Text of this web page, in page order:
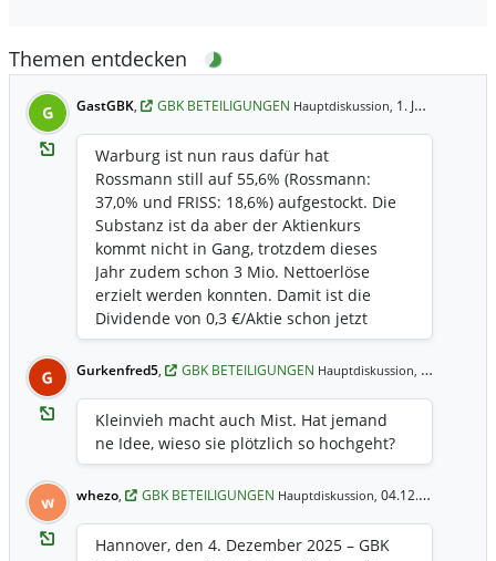
Themen entdecken
G GastGBK, GBK BETEILIGUNGEN Hauptdiskussion, 1. Jun 19:11 Uhr
Warburg ist nun raus dafür hat
Rossmann still auf 55,6% (Rossmann:
37,0% und FRISS: 18,6%) aufgestockt. Die
Substanz ist da aber der Aktienkurs
kommt nicht in Gang, trotzdem dieses
Jahr zudem schon 3 Mio. Nettoerlöse
erzielt werden konnten. Damit ist die
Dividende von 0,3 €/Aktie schon jetzt
wieder verdient. Evt. sollte Rossmann
noch mehr einsteigen oder es sollten
werden, wenn der Markt es nicht schafft
den Aktienkurs zu bewegen. Geld ist ja
ausreichend vorhanden.
G Gurkenfred5, GBK BETEILIGUNGEN Hauptdiskussion,
Kleinvieh macht auch Mist. Hat jemand
ne Idee, wieso sie plötzlich so hochgeht?
w whezo, GBK BETEILIGUNGEN Hauptdiskussion, 04.12.2025 10:13 Uhr
Hannover, den 4. Dezember 2025 – GBK